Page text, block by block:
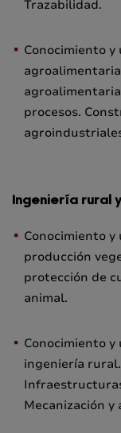
Trazabilidad.
Conocimiento
procesos.
Ingeniería rural
Conocimiento
producción
protección de
animal.
Conocimiento y
ingeniería
Mecanización